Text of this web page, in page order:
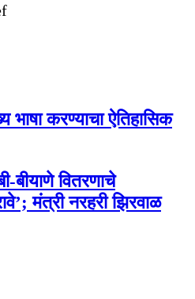
भाषा करण्याचा ऐतिहासिक
बीयाणे वितरणाचे
मंत्री नरहरी झिरवाळ